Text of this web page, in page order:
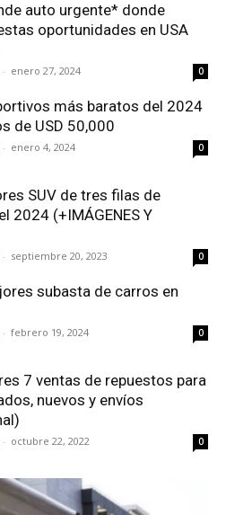
auto urgente* donde
oportunidades en USA
- enero 27, 2024 0
más baratos del 2024
de USD 50,000
- enero 4, 2024 0
SUV de tres filas de
2024 (+IMÁGENES Y
- septiembre 20, 2023 0
subasta de carros en
- febrero 19, 2024 0
7 ventas de repuestos para
nuevos y envíos
- octubre 22, 2022 0